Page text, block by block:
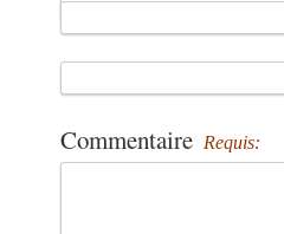
Commentaire Requis: